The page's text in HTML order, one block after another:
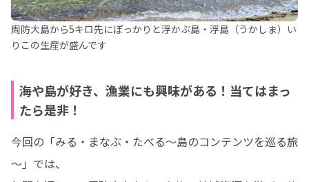
周防大島から5キロ先にぽっかりと浮かぶ島・浮島（うかしま）い
りこの生産が盛んです
海や島が好き、漁業にも興味がある！当てはまっ
たら是非！
今回の「みる・まなぶ・たべる～島のコンテンツを巡る旅
～」では、